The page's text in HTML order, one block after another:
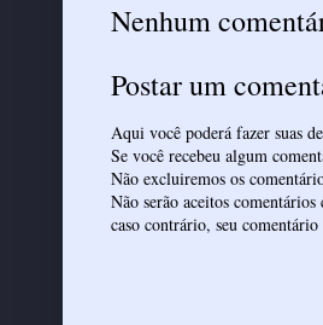
Nenhum
Postar um
Aqui você poderá fazer suas
Se você recebeu algum
Não excluiremos os
Não serão aceitos
caso contrário, seu